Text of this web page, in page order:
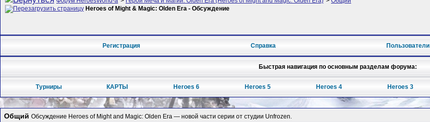
Heroes of Might & Magic: Olden Era - Обсуждение
Регистрация Справка Пользователи
Быстрая навигация по основным разделам форума:
Турниры КАРТЫ Heroes 6 Heroes 5 Heroes 4 Heroes 3
Общий Обсуждение Heroes of Might and Magic: Olden Era — новой части серии от студии Unfrozen.